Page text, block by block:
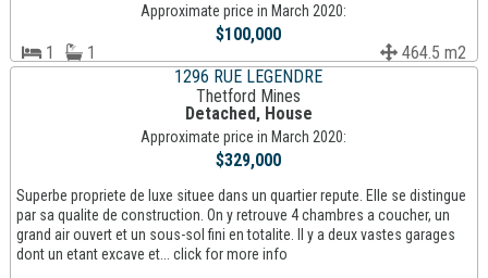
Approximate price in March 2020:
$100,000
1
1
464.5 m2
1296 RUE LEGENDRE
Thetford Mines
Detached, House
Approximate price in March 2020:
$329,000
Superbe propriete de luxe situee dans un quartier repute. Elle se distingue
par sa qualite de construction. On y retrouve 4 chambres a coucher, un
grand air ouvert et un sous-sol fini en totalite. Il y a deux vastes garages
dont un etant excave et... click for more info